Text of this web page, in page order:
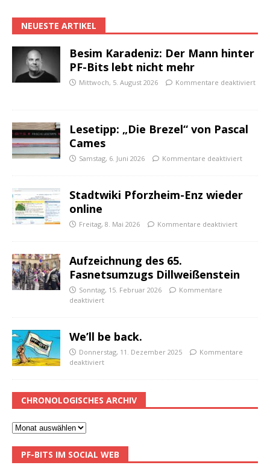
NEUESTE ARTIKEL
Besim Karadeniz: Der Mann hinter
PF-Bits lebt nicht mehr
Mittwoch, 5. August 2026 Kommentare deaktiviert
Lesetipp: „Die Brezel“ von Pascal
Cames
Samstag, 6. Juni 2026 Kommentare deaktiviert
Stadtwiki Pforzheim-Enz wieder
online
Freitag, 8. Mai 2026 Kommentare deaktiviert
Aufzeichnung des 65.
Fasnetsumzugs Dillweißenstein
Sonntag, 15. Februar 2026
Kommentare
deaktiviert
We’ll be back.
Donnerstag, 11. Dezember 2025
Kommentare
deaktiviert
CHRONOLOGISCHES ARCHIV
PF-BITS IM SOCIAL WEB